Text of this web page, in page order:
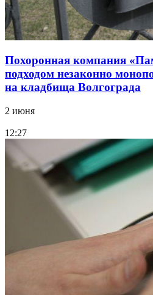
Похоронная компания
подходом незаконно
на кладбища Волгограда
2 июня
12:27